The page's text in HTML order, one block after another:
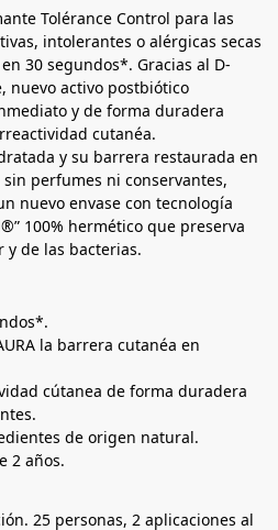
Tolérance Control para las
intolerantes o alérgicas secas
30 segundos*. Gracias al D-
nuevo activo postbiótico
y de forma duradera
cutanéa.
y su barrera restaurada en
perfumes ni conservantes,
nuevo envase con tecnología
100% hermético que preserva
de las bacterias.
la barrera cutanéa en
cútanea de forma duradera
de origen natural.
2 años.
25 personas, 2 aplicaciones al